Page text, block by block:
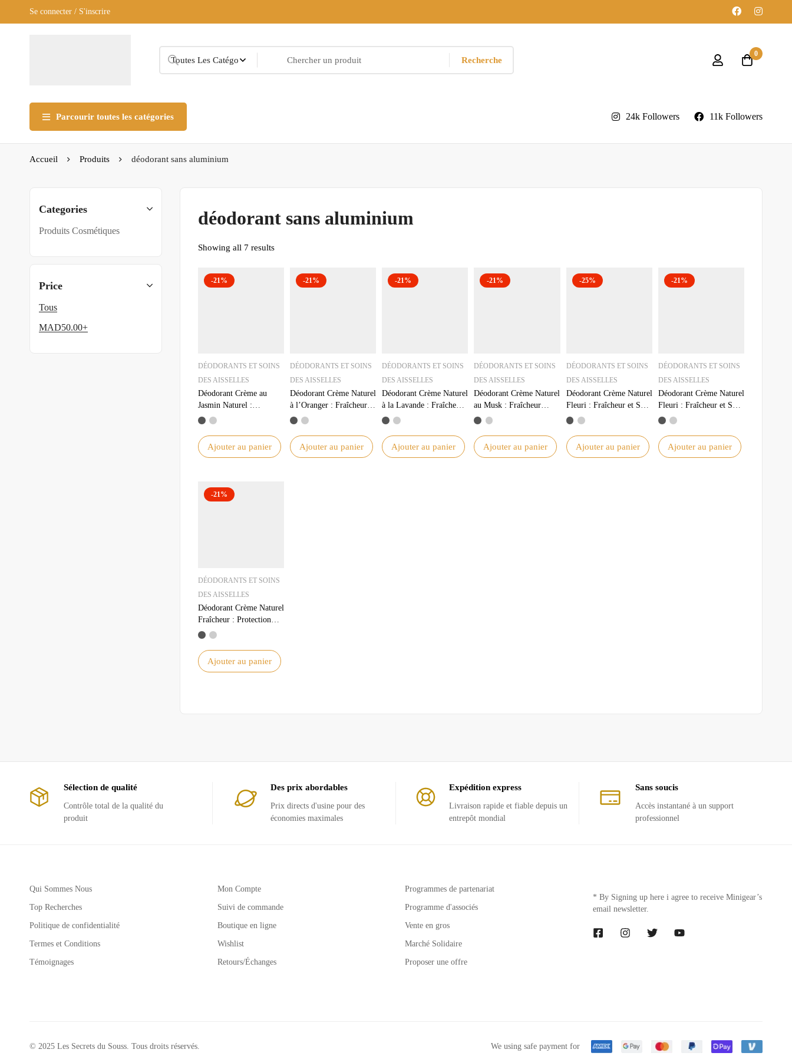
Se connecter / S'inscrire
Recherche
0
Parcourir toutes les catégories 24k Followers 11k Followers
Accueil Produits déodorant sans aluminium
Categories
Produits Cosmétiques
Price
Tous
MAD50.00+
déodorant sans aluminium
Showing all 7 results
-21%
DÉODORANTS ET SOINS
DES AISSELLES
Déodorant Crème au
Jasmin Naturel :
Fraîcheur et Soin Bio
Ajouter au panier
-21%
DÉODORANTS ET SOINS
DES AISSELLES
Déodorant Crème Naturel
à l’Oranger : Fraîcheur et
Soins Bio
Ajouter au panier
-21%
DÉODORANTS ET SOINS
DES AISSELLES
Déodorant Crème Naturel
à la Lavande : Fraîcheur
et Protection Durable
Ajouter au panier
-21%
DÉODORANTS ET SOINS
DES AISSELLES
Déodorant Crème Naturel
au Musk : Fraîcheur
Durable et Composition
Ajouter au panier
-25%
DÉODORANTS ET SOINS
DES AISSELLES
Déodorant Crème Naturel
Fleuri : Fraîcheur et Soin
Bio pour Toute la
Ajouter au panier
-21%
DÉODORANTS ET SOINS
DES AISSELLES
Déodorant Crème Naturel
Fleuri : Fraîcheur et Soin
Bio pour Toute la
Ajouter au panier
-21%
DÉODORANTS ET SOINS
DES AISSELLES
Déodorant Crème Naturel
Fraîcheur : Protection
Efficace et Longue Durée
Ajouter au panier
Sélection de qualité
Contrôle total de la qualité du
produit
Des prix abordables
Prix ​​directs d'usine pour des
économies maximales
Expédition express
Livraison rapide et fiable depuis un
entrepôt mondial
Sans soucis
Accès instantané à un support
professionnel
Qui Sommes Nous
Top Recherches
Politique de confidentialité
Termes et Conditions
Témoignages
Mon Compte
Suivi de commande
Boutique en ligne
Wishlist
Retours/Échanges
Programmes de partenariat
Programme d'associés
Vente en gros
Marché Solidaire
Proposer une offre
* By Signing up here i agree to receive Minigear’s
email newsletter.
© 2025 Les Secrets du Souss. Tous droits réservés. We using safe payment for